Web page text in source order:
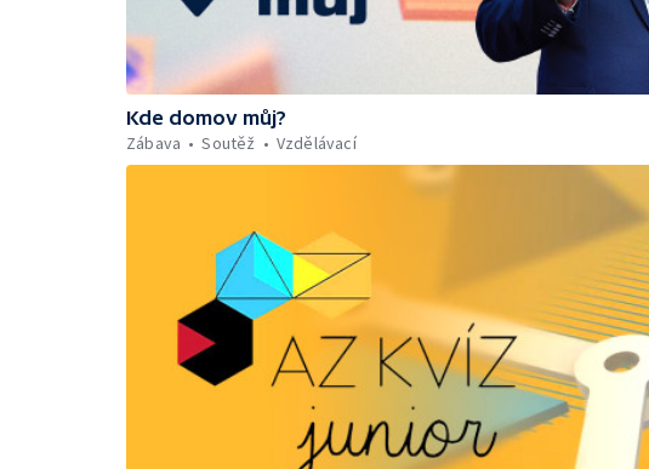
Kde domov můj?
Zábava
Soutěž Vzdělávací